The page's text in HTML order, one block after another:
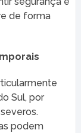
de forma
Sul, por
podem